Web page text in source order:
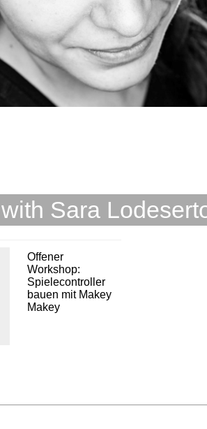
Sara
Offener
Workshop:
Spielecontroller
bauen mit Makey
Makey